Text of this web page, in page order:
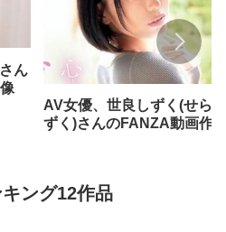
ん
AV女優、世良しずく(せらし
ずく)さんのFANZA動画作
ング12作品